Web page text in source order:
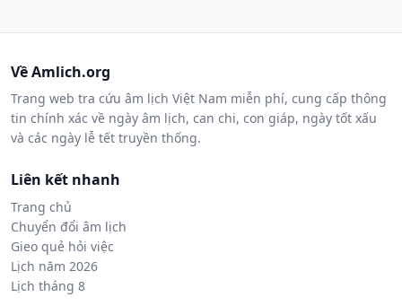
Về Amlich.org
Trang web tra cứu âm lịch Việt Nam miễn phí, cung cấp thông
tin chính xác về ngày âm lịch, can chi, con giáp, ngày tốt xấu
và các ngày lễ tết truyền thống.
Liên kết nhanh
Trang chủ
Chuyển đổi âm lịch
Gieo quẻ hỏi việc
Lịch năm 2026
Lịch tháng 8